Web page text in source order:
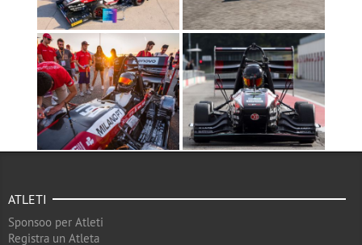
ATLETI
Sponsoo per Atleti
Registra un Atleta